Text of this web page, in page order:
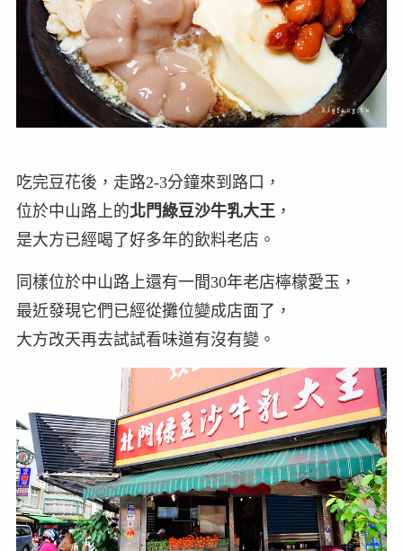
吃完豆花後，走路2-3分鐘來到路口，
位於中山路上的北門綠豆沙牛乳大王，
是大方已經喝了好多年的飲料老店。
同樣位於中山路上還有一間30年老店檸檬愛玉，
最近發現它們已經從攤位變成店面了，
大方改天再去試試看味道有沒有變。